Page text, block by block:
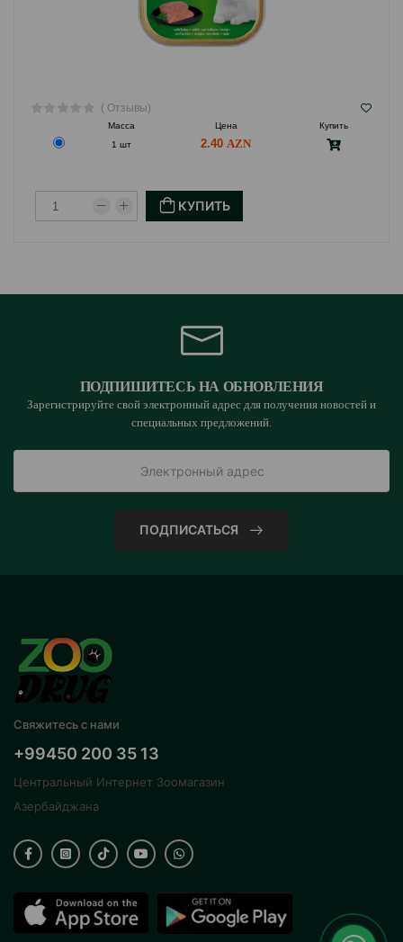
( Отзывы)
Масса Цена
Купить
1 шт
2.40
КУПИТЬ
ПОДПИШИТЕСЬ НА ОБНОВЛЕНИЯ
Зарегистрируйте свой электронный адрес для получения новостей и
специальных предложений.
ПОДПИСАТЬСЯ
Свяжитесь с нами
+99450 200 35 13
Центральный Интернет Зоомагазин
Азербайджана